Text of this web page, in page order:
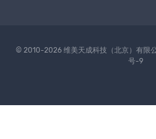
© 2010-2026 维美天成科技（北京）有限
号-9